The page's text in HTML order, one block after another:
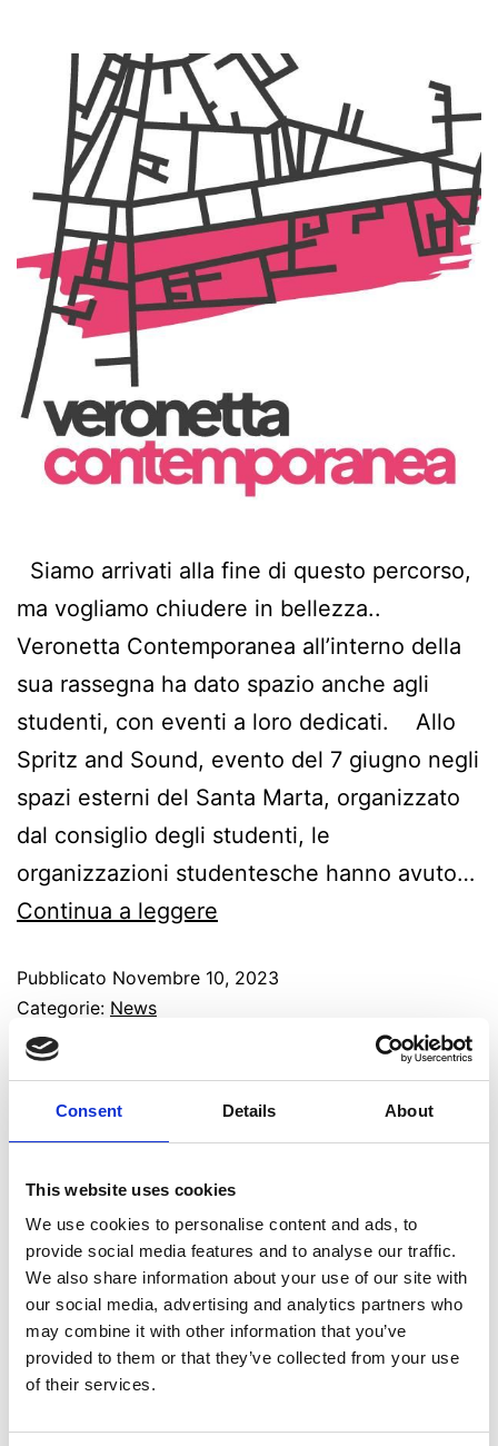
Consent Details About
This website uses cookies
We use cookies to personalise content and ads, to
provide social media features and to analyse our traffic.
We also share information about your use of our site with
our social media, advertising and analytics partners who
may combine it with other information that you’ve
provided to them or that they’ve collected from your use
of their services.
Siamo arrivati alla fine di questo percorso,
ma vogliamo chiudere in bellezza..
Veronetta Contemporanea all’interno della
sua rassegna ha dato spazio anche agli
studenti, con eventi a loro dedicati. Allo
Spritz and Sound, evento del 7 giugno negli
spazi esterni del Santa Marta, organizzato
dal consiglio degli studenti, le
organizzazioni studentesche hanno avuto…
Continua a leggere
Pubblicato Novembre 10, 2023
Categorie: News
Taggato
contemporanea,
cultura
Uscita la seconda
puntata di Callas on air!